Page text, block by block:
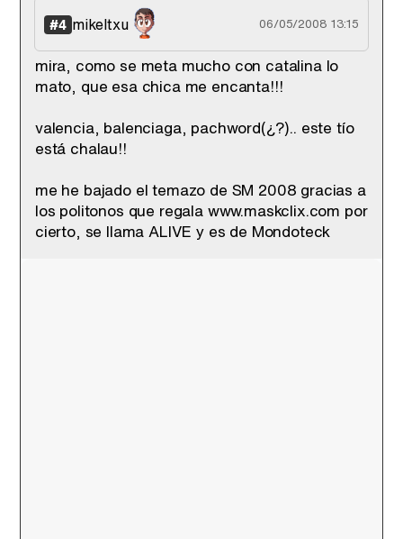
#4 mikeltxu 06/05/2008 13:15
mira, como se meta mucho con catalina lo
mato, que esa chica me encanta!!!
valencia, balenciaga, pachword(¿?).. este tío
está chalau!!
me he bajado el temazo de SM 2008 gracias a
los politonos que regala www.maskclix.com por
cierto, se llama ALIVE y es de Mondoteck